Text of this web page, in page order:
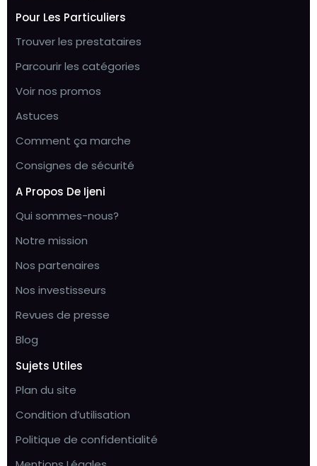
Pour Les Particuliers
Trouver les prestataires
Parcourir les catégories
Voir nos promos
Astuces
Comment ça marche
Consignes de sécurité
A Propos De Ijeni
Qui sommes-nous?
Notre mission
Nos partenaires
Nos investisseurs
Revues de presse
Blog
Sujets Utiles
Plan du site
Condition d’utilisation
Politique de confidentialité